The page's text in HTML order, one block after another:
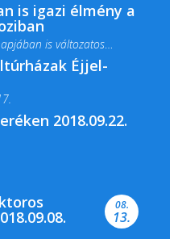
fénnyel és közös...
is igazi élmény a
is változatos
Éjjel-
programokkal várja a
és...
2018.09.22.
08.
13.